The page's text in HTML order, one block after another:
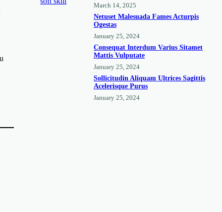
March 14, 2025
Netuset Malesuada Fames Acturpis
Ogestas
January 25, 2024
Consequat Interdum Varius Sitamet
Mattis Vulputate
January 25, 2024
Sollicitudin Aliquam Ultrices Sagittis
Acelerisque Purus
January 25, 2024